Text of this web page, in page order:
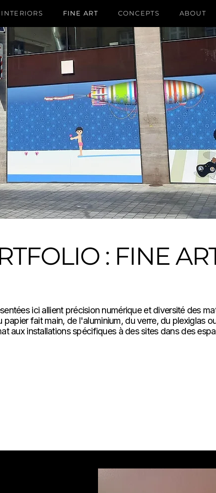
FINE ART CONCEPTS ABOUT
: FINE
ici allient précision numérique et diversité des
papier fait main, de l'aluminium, du verre, du plexiglas
aux installations spécifiques à des sites dans des